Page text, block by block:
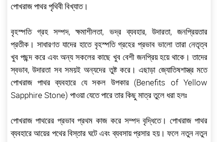
পোখরাজ পাথর পৃথিবী বিখ্যাত।
বৃহস্পতি গ্রহ সম্পদ, ক্ষমাশীলতা, ভদ্র ব্যবহার, উদারতা, জনপ্রিয়তার
প্রতীক। সাধারণত যাদের হাতে বৃহস্পতি গ্রহের প্রভাব ভালো তারা নেতৃত্ব
খুব পছন্দ করে এবং অন্য সকলের কাছে খুব বেশী জনপ্রিয় হয়ে থাকে। তাদের
স্বভাব, উদারতা সব সময়ই অন্যদের তুষ্ট করে। এছাড়া জ্যোতিষশাস্ত্র মতে
পোখরাজ পাথর ব্যবহারে যে সকল উপকার (Benefits of Yellow
Sapphire Stone) পাওয়া যেতে পারে তার কিছু মাত্র তুলে ধরা হলঃ
পোখরাজ পাথরের প্রভাব প্রথম কাজ করে সম্পদ বৃদ্ধিতে। পোখরাজ পাথর
ব্যবহারে আয়ের পথের বিস্তার ঘটে এবং ব্যবসায় প্রসার হয়। ফলে নতুন নতুন